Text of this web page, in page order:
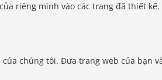
riêng mình vào các trang đã thiết kế.
chúng tôi. Đưa trang web của bạn